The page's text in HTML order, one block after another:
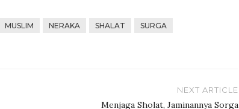
MUSLIM NERAKA SHALAT SURGA
NEXT ARTICLE
Menjaga Sholat, Jaminannya Sorga